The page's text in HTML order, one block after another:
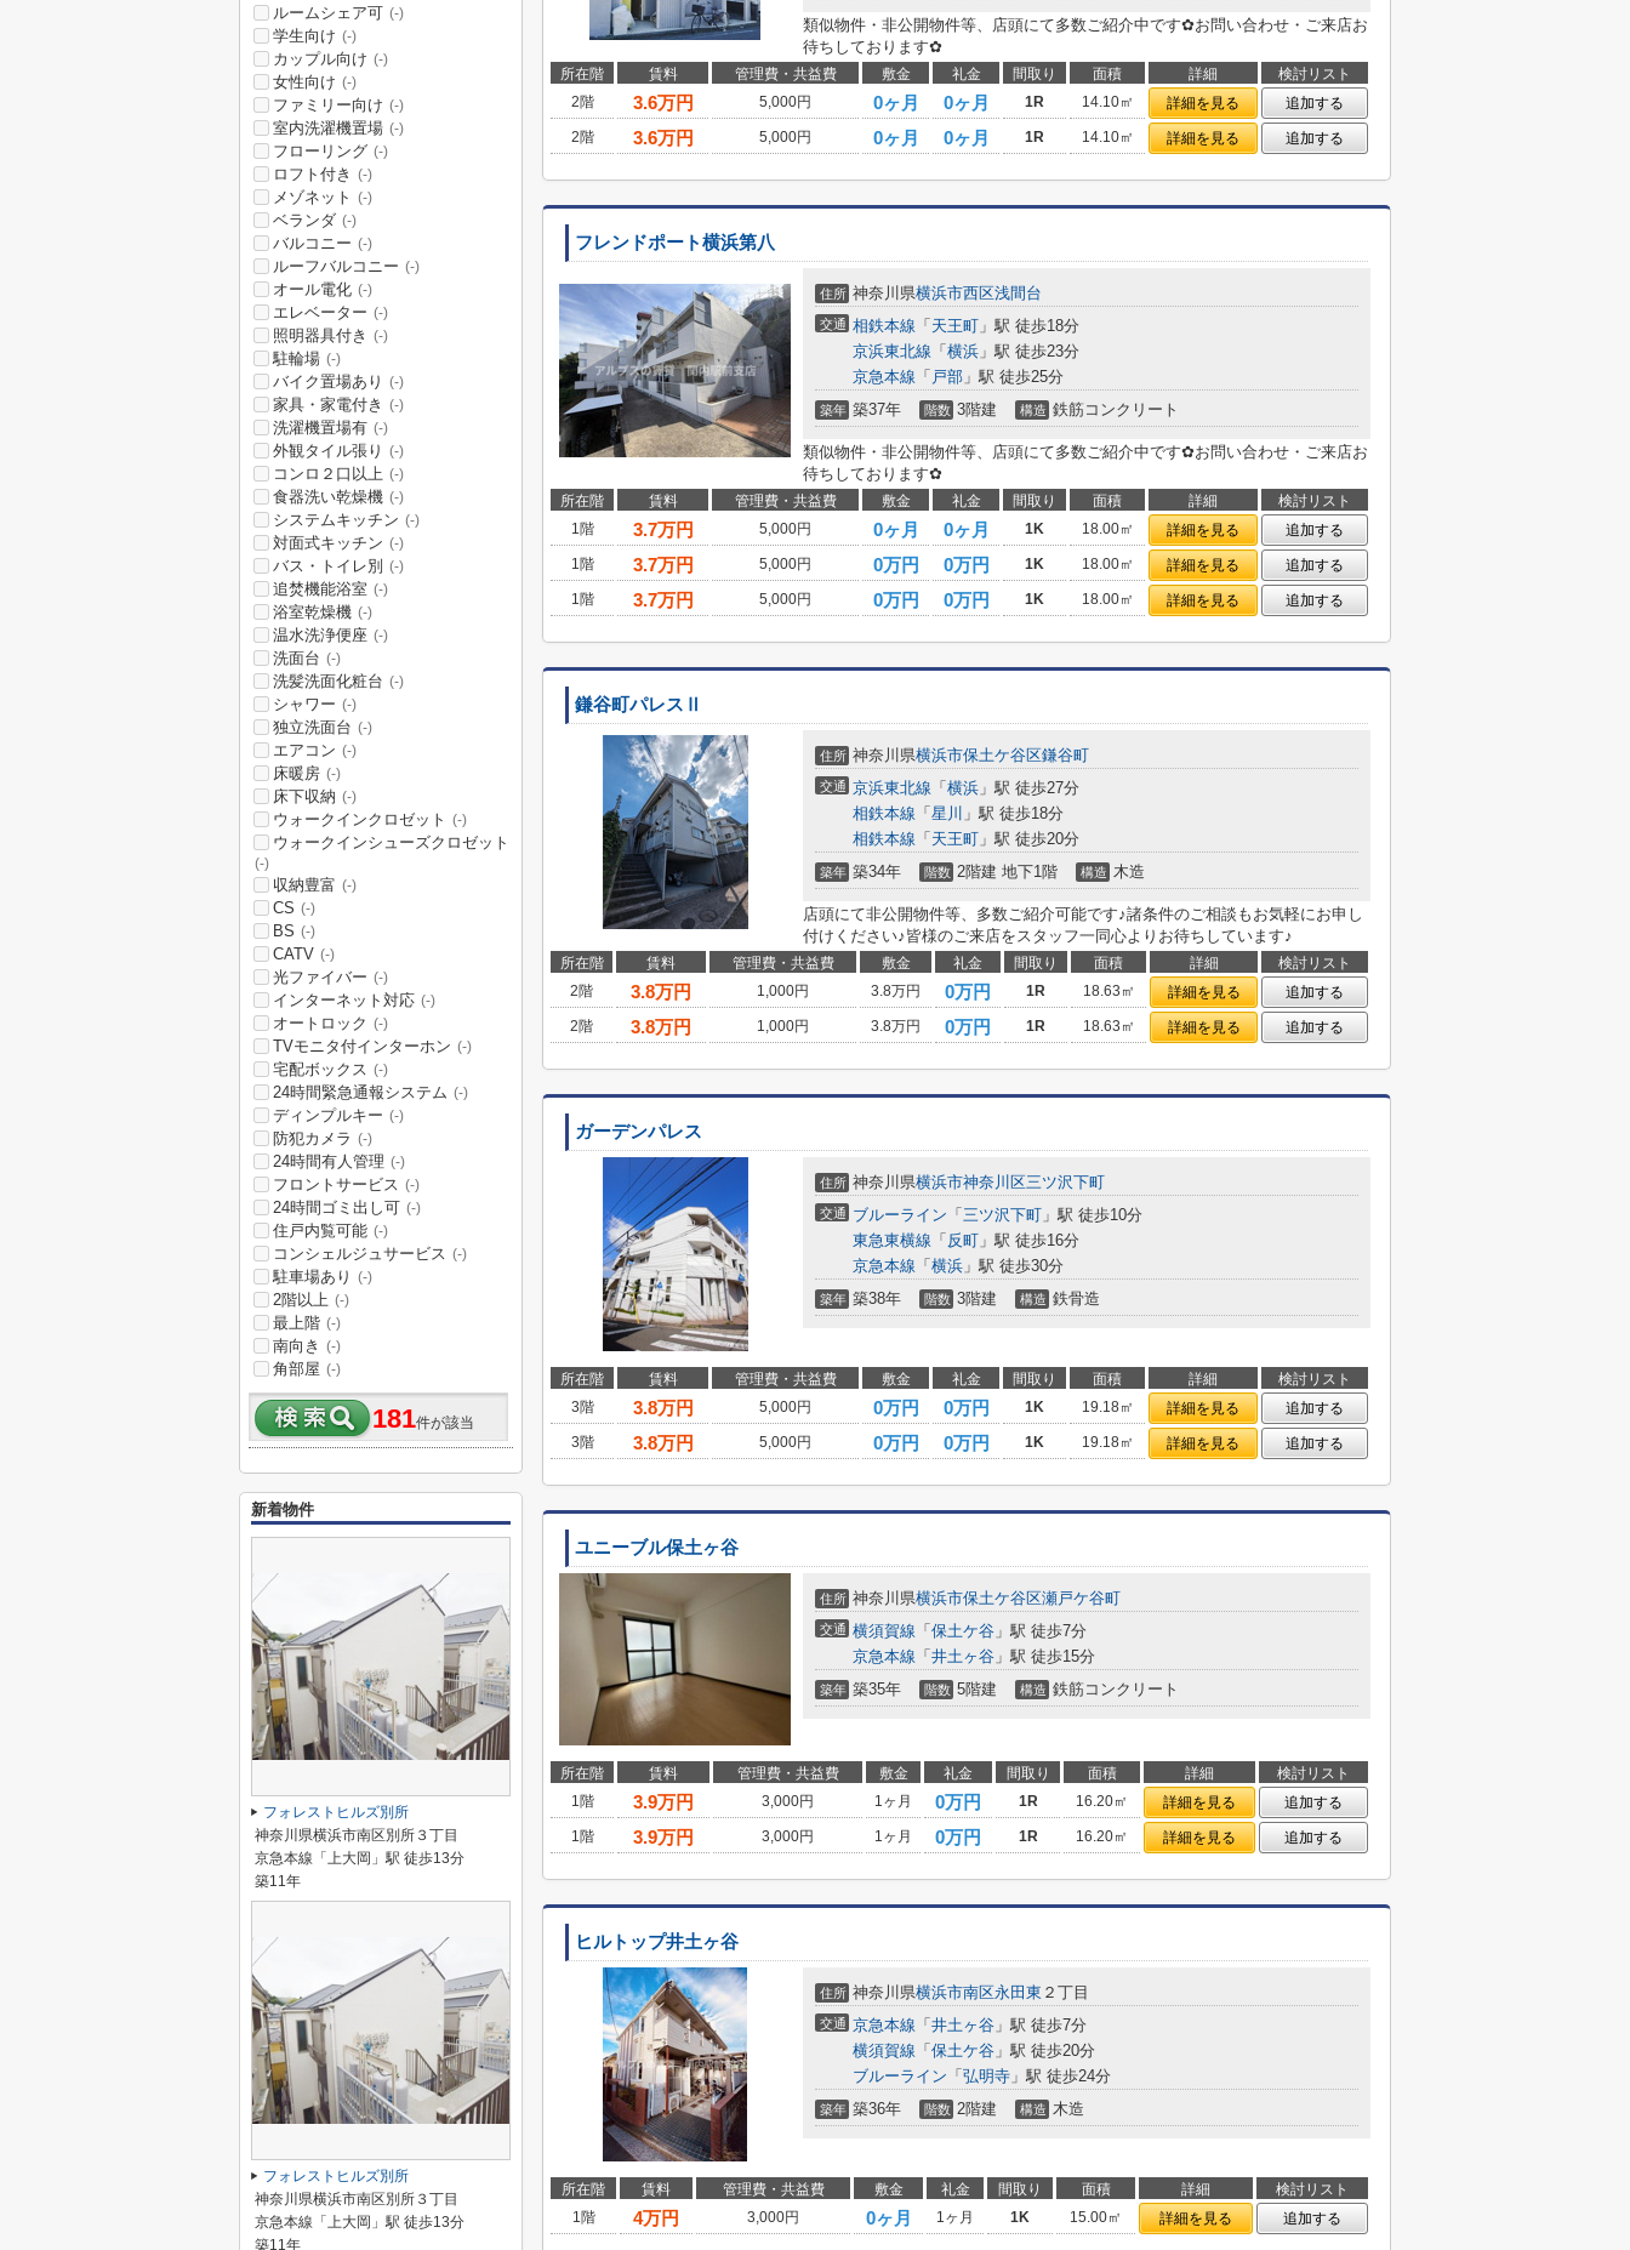
類似物件・非公開物件等、店頭にて多数ご紹介中です✿お問い合わせ・ご来店お
待ちしております✿
所在階 賃料 管理費・共益費 敷金 礼金 間取り 面積 詳細
検討リスト
2階
3.6万円 5,000円 0ヶ月 0ヶ月 1R 14.10㎡ 詳細を見る
追加する
2階
3.6万円 5,000円 0ヶ月 0ヶ月 1R 14.10㎡ 詳細を見る 追加する
フレンドポート横浜第八
住所 神奈川県横浜市西区浅間台
交通 相鉄本線 「 天王町 」駅 徒歩18分
京浜東北線 「 横浜 」駅 徒歩23分
京急本線 「 戸部 」駅 徒歩25分
築年 築37年 階数 3階建 構造 鉄筋コンクリート
類似物件・非公開物件等、店頭にて多数ご紹介中です✿お問い合わせ・ご来店お
待ちしております✿
所在階 賃料 管理費・共益費 敷金 礼金 間取り 面積 詳細
検討リスト
1階
3.7万円 5,000円 0ヶ月 0ヶ月 1K 18.00㎡ 詳細を見る
追加する
1階
3.7万円 5,000円 0万円 0万円 1K 18.00㎡ 詳細を見る
追加する
1階
3.7万円 5,000円 0万円 0万円 1K 18.00㎡ 詳細を見る 追加する
鎌谷町パレスⅡ
住所 神奈川県横浜市保土ケ谷区鎌谷町
交通 京浜東北線 「 横浜 」駅 徒歩27分
相鉄本線 「 星川 」駅 徒歩18分
相鉄本線 「 天王町 」駅 徒歩20分
築年 築34年 階数 2階建 地下1階 構造 木造
店頭にて非公開物件等、多数ご紹介可能です♪諸条件のご相談もお気軽にお申し
付けください♪皆様のご来店をスタッフ一同心よりお待ちしています♪
所在階 賃料 管理費・共益費 敷金 礼金 間取り 面積 詳細
検討リスト
2階
3.8万円 1,000円 3.8万円 0万円 1R 18.63㎡ 詳細を見る
追加する
2階
3.8万円 1,000円 3.8万円 0万円 1R 18.63㎡ 詳細を見る 追加する
ガーデンパレス
住所 神奈川県横浜市神奈川区三ツ沢下町
交通 ブルーライン 「 三ツ沢下町 」駅 徒歩10分
東急東横線 「 反町 」駅 徒歩16分
京急本線 「 横浜 」駅 徒歩30分
築年 築38年 階数 3階建 構造 鉄骨造
所在階 賃料 管理費・共益費 敷金 礼金 間取り 面積 詳細
検討リスト
3階
3.8万円 5,000円 0万円 0万円 1K 19.18㎡ 詳細を見る
追加する
3階
3.8万円 5,000円 0万円 0万円 1K 19.18㎡ 詳細を見る 追加する
ユニーブル保土ヶ谷
住所 神奈川県横浜市保土ケ谷区瀬戸ケ谷町
交通 横須賀線 「 保土ケ谷 」駅 徒歩7分
京急本線 「 井土ヶ谷 」駅 徒歩15分
築年 築35年 階数 5階建 構造 鉄筋コンクリート
所在階 賃料 管理費・共益費 敷金 礼金 間取り 面積 詳細
検討リスト
1階
3.9万円 3,000円 1ヶ月 0万円 1R 16.20㎡ 詳細を見る
追加する
1階
3.9万円 3,000円 1ヶ月 0万円 1R 16.20㎡ 詳細を見る 追加する
ヒルトップ井土ヶ谷
住所 神奈川県横浜市南区永田東 ２丁目
交通 京急本線 「 井土ヶ谷 」駅 徒歩7分
横須賀線 「 保土ケ谷 」駅 徒歩20分
ブルーライン 「 弘明寺 」駅 徒歩24分
築年 築36年 階数 2階建 構造 木造
所在階 賃料 管理費・共益費 敷金 礼金 間取り 面積 詳細
検討リスト
1階
4万円 3,000円 0ヶ月 1ヶ月 1K 15.00㎡ 詳細を見る 追加する
ルームシェア可 (-)
学生向け (-)
カップル向け (-)
女性向け (-)
ファミリー向け (-)
室内洗濯機置場 (-)
フローリング (-)
ロフト付き (-)
メゾネット (-)
ベランダ (-)
バルコニー (-)
ルーフバルコニー (-)
オール電化 (-)
エレベーター (-)
照明器具付き (-)
駐輪場 (-)
バイク置場あり (-)
家具・家電付き (-)
洗濯機置場有 (-)
外観タイル張り (-)
コンロ２口以上 (-)
食器洗い乾燥機 (-)
システムキッチン (-)
対面式キッチン (-)
バス・トイレ別 (-)
追焚機能浴室 (-)
浴室乾燥機 (-)
温水洗浄便座 (-)
洗面台 (-)
洗髪洗面化粧台 (-)
シャワー (-)
独立洗面台 (-)
エアコン (-)
床暖房 (-)
床下収納 (-)
ウォークインクロゼット (-)
ウォークインシューズクロゼット
(-)
収納豊富 (-)
CS (-)
BS (-)
CATV (-)
光ファイバー (-)
インターネット対応 (-)
オートロック (-)
TVモニタ付インターホン (-)
宅配ボックス (-)
24時間緊急通報システム (-)
ディンプルキー (-)
防犯カメラ (-)
24時間有人管理 (-)
フロントサービス (-)
24時間ゴミ出し可 (-)
住戸内覧可能 (-)
コンシェルジュサービス (-)
駐車場あり (-)
2階以上 (-)
最上階 (-)
南向き (-)
角部屋 (-)
181件が該当
新着物件
フォレストヒルズ別所
神奈川県横浜市南区別所３丁目
京急本線「上大岡」駅 徒歩13分
築11年
フォレストヒルズ別所
神奈川県横浜市南区別所３丁目
京急本線「上大岡」駅 徒歩13分
築11年